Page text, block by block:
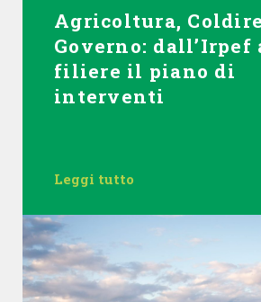
Agricoltura,
Governo: dall’Irpef
filiere il piano di
interventi
Leggi tutto